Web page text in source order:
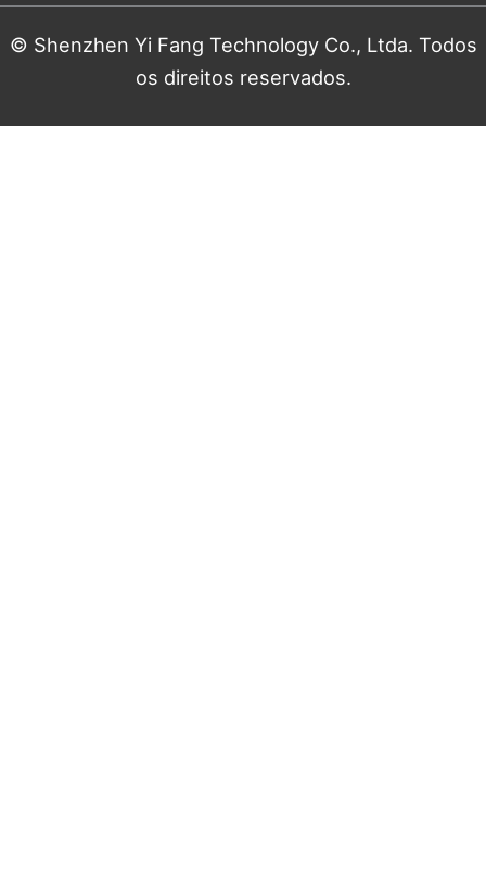
© Shenzhen Yi Fang Technology Co., Ltda. Todos
os direitos reservados.